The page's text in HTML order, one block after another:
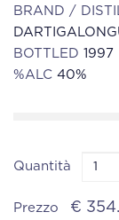
BRAND /
BOTTLED 1997
%ALC 40%
Quantità
Prezzo €